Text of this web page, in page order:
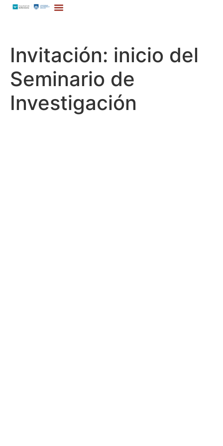
Invitación: inicio del
Seminario de
Investigación